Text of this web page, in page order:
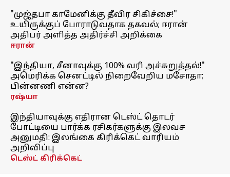
"முஜ்தபா காமேனிக்கு தீவிர சிகிச்சை!"
உயிருக்குப் போராடுவதாக தகவல்; ஈரான்
அதிபர் அளித்த அதிர்ச்சி அறிக்கை
ஈரான்
"இந்தியா, சீனாவுக்கு 100% வரி அச்சுறுத்தல்!"
அமெரிக்க செனட்டில் நிறைவேறிய மசோதா;
பின்னணி என்ன?
ரஷ்யா
இந்தியாவுக்கு எதிரான டெஸ்ட் தொடர்
போட்டியை பார்க்க ரசிகர்களுக்கு இலவச
அனுமதி: இலங்கை கிரிக்கெட் வாரியம்
அறிவிப்பு
டெஸ்ட் கிரிக்கெட்